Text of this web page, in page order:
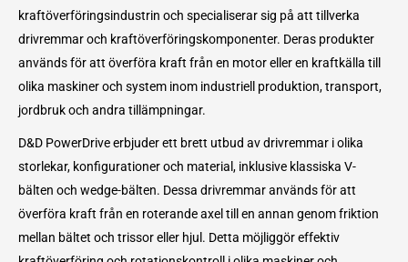
kraftöverföringsindustrin och specialiserar sig på att tillverka
drivremmar och kraftöverföringskomponenter. Deras produkter
används för att överföra kraft från en motor eller en kraftkälla till
olika maskiner och system inom industriell produktion, transport,
jordbruk och andra tillämpningar.
D&D PowerDrive erbjuder ett brett utbud av drivremmar i olika
storlekar, konfigurationer och material, inklusive klassiska V-
bälten och wedge-bälten. Dessa drivremmar används för att
överföra kraft från en roterande axel till en annan genom friktion
mellan bältet och trissor eller hjul. Detta möjliggör effektiv